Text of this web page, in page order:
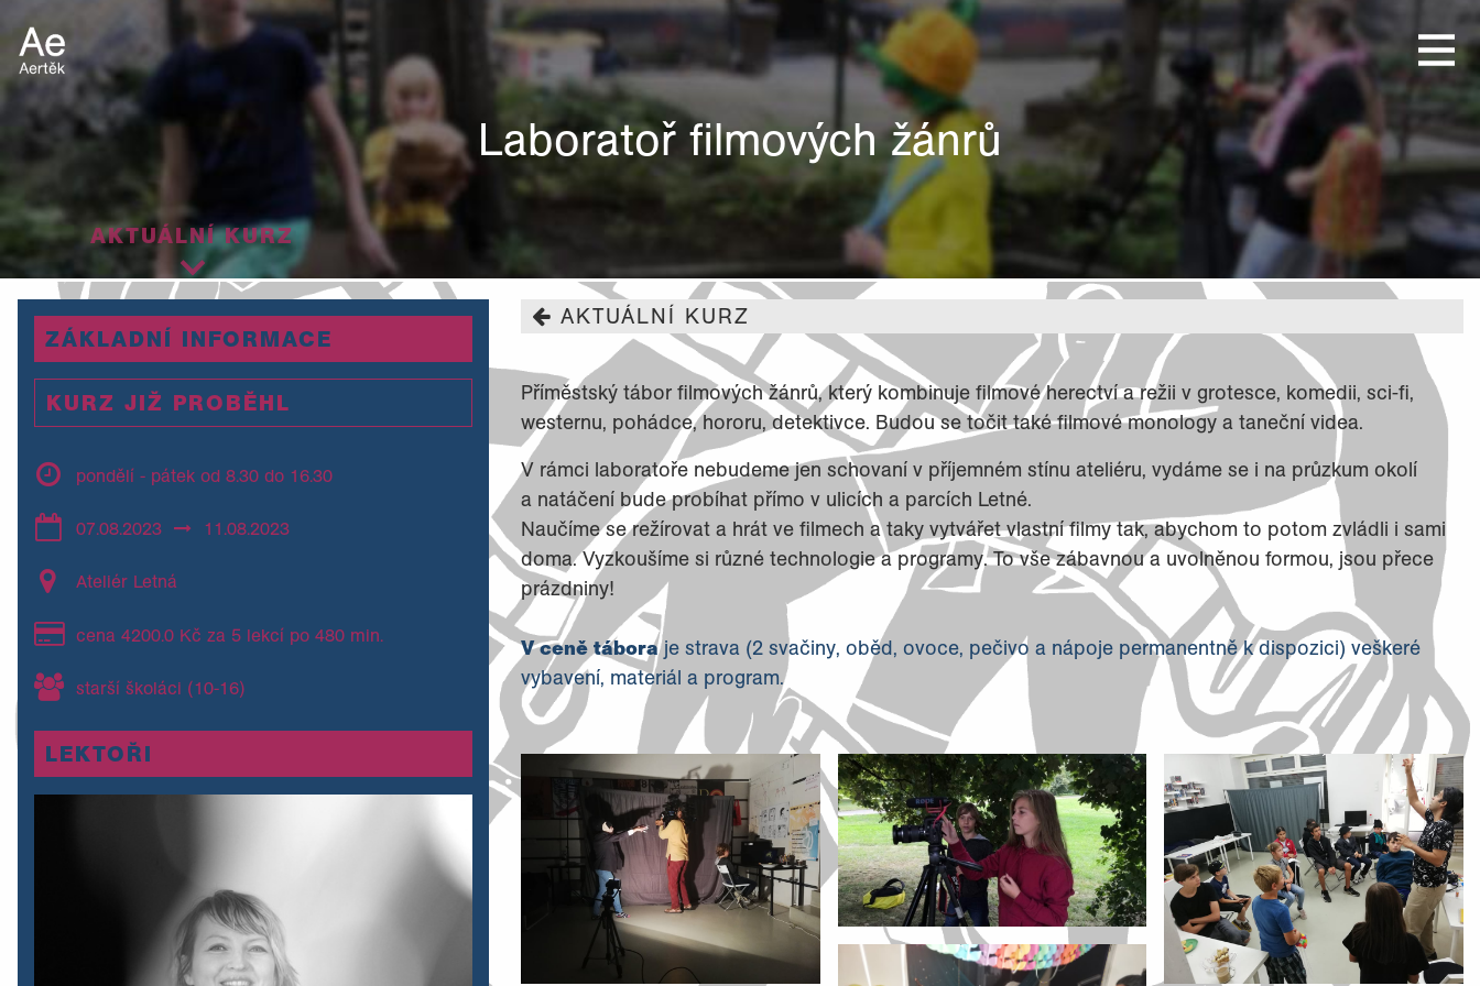
Laboratoř filmových žánrů
AKTUÁLNÍ KURZ
ZÁKLADNÍ INFORMACE
KURZ JIŽ PROBĚHL
pondělí - pátek od 8.30 do 16.30
07.08.2023 11.08.2023
Ateliér Letná
cena 4200.0 Kč za 5 lekcí po 480 min.
starší školáci (10-16)
LEKTOŘI
AKTUÁLNÍ KURZ
Příměstský tábor filmových žánrů, který kombinuje filmové herectví a režii v grotesce, komedii, sci-fi,
westernu, pohádce, hororu, detektivce. Budou se točit také filmové monology a taneční videa.
V rámci laboratoře nebudeme jen schovaní v příjemném stínu ateliéru, vydáme se i na průzkum okolí
a natáčení bude probíhat přímo v ulicích a parcích Letné.
Naučíme se režírovat a hrát ve filmech a taky vytvářet vlastní filmy tak, abychom to potom zvládli i sami
doma. Vyzkoušíme si různé technologie a programy. To vše zábavnou a uvolněnou formou, jsou přece
prázdniny!
V ceně táboraje strava (2 svačiny, oběd, ovoce, pečivo a nápoje permanentně k dispozici) veškeré
vybavení, materiál a program.